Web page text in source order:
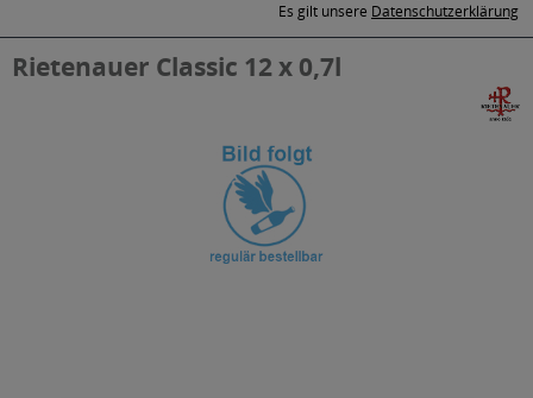
Es gilt unsere Datenschutzerklärung
Rietenauer Classic 12 x 0,7l